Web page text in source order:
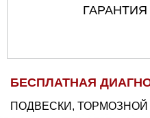
БЕСПЛАТНАЯ
ПОДВЕСКИ,